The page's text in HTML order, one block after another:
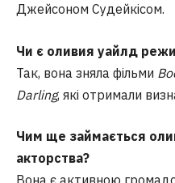
Джейсоном Судейкісом.
Чи є оливия уайлд
Так, вона зняла фільми
Darling, які отримали
Чим ще займається
акторства?